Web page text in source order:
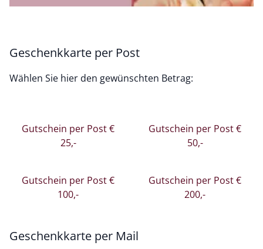
Geschenkkarte per Post
Wählen Sie hier den gewünschten Betrag:
Gutschein per Post €
25,-
Gutschein per Post €
50,-
Gutschein per Post €
100,-
Gutschein per Post €
200,-
Geschenkkarte per Mail